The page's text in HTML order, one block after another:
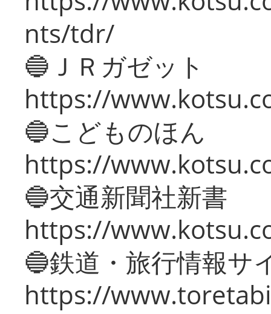
nts/tdr/
🔵ＪＲガゼット
https://
🔵こどものほん
https://
🔵交通新聞社新書
https://
🔵鉄道・旅行情報サ
https://